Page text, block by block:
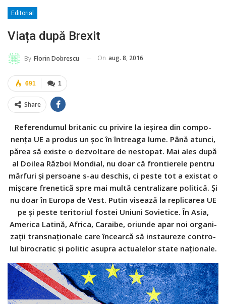
Editorial
Viața după Brexit
By Florin Dobrescu On aug. 8, 2016
1
691
Share
Refe­ren­du­mul bri­ta­nic cu pri­vire la ieşi­rea din com­po­
nenţa UE a pro­dus un şoc în întreaga lume. Până atunci,
părea să existe o dezvol­tare de nesto­pat. Mai ales după
al Doi­lea Răz­boi Mondial, nu doar că fron­ti­e­rele pen­tru
măr­furi şi per­soane s-au des­chis, ci peste tot a exis­tat o
miş­care fre­ne­tică spre mai multă cen­tra­li­zare poli­tică. Şi
nu doar în Europa de Vest. Putin visează la repli­ca­rea UE
pe şi peste teri­to­riul fos­tei Uniuni Sovi­e­tice. În Asia,
Ame­rica Latină, Africa, Caraibe, ori­unde apar noi orga­ni­
za­ţii trans­na­ţio­nale care încearcă să insta­u­reze con­tro­
lul biro­cra­tic şi poli­tic asu­pra actu­a­le­lor state naţio­nale.